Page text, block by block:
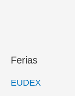
Ferias
EUDEX